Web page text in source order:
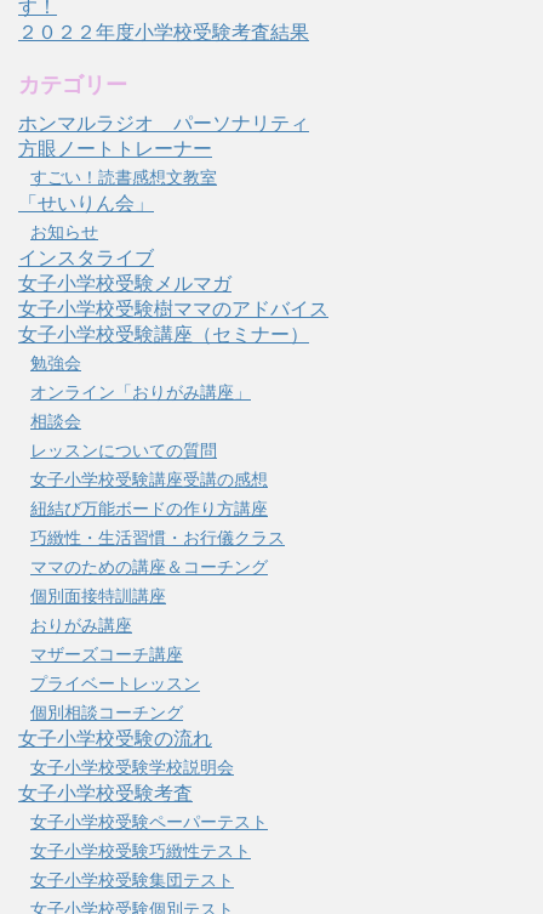
す！
２０２２年度小学校受験考査結果
カテゴリー
ホンマルラジオ パーソナリティ
方眼ノートトレーナー
すごい！読書感想文教室
「せいりん会」
お知らせ
インスタライブ
女子小学校受験メルマガ
女子小学校受験樹ママのアドバイス
女子小学校受験講座（セミナー）
勉強会
オンライン「おりがみ講座」
相談会
レッスンについての質問
女子小学校受験講座受講の感想
紐結び万能ボードの作り方講座
巧緻性・生活習慣・お行儀クラス
ママのための講座＆コーチング
個別面接特訓講座
おりがみ講座
マザーズコーチ講座
プライベートレッスン
個別相談コーチング
女子小学校受験の流れ
女子小学校受験学校説明会
女子小学校受験考査
女子小学校受験ペーパーテスト
女子小学校受験巧緻性テスト
女子小学校受験集団テスト
女子小学校受験個別テスト